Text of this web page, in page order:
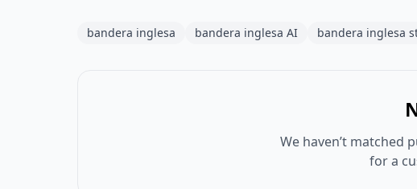
bandera inglesa bandera inglesa AI bandera inglesa
We haven’t matched
for a